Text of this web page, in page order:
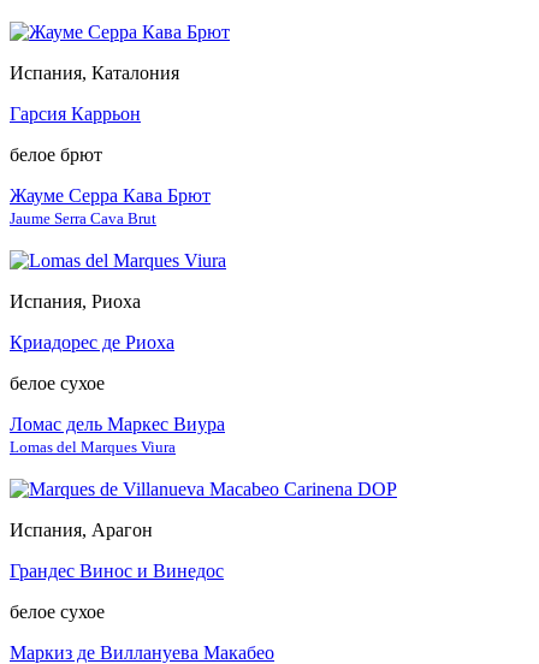
Испания, Каталония
Гарсия Каррьон
белое брют
Жауме Серра Кава Брют
Jaume Serra Cava Brut
Испания, Риоха
Криадорес де Риоха
белое сухое
Ломас дель Маркес Виура
Lomas del Marques Viura
Испания, Арагон
Грандес Винос и Винедос
белое сухое
Маркиз де Виллануева Макабео